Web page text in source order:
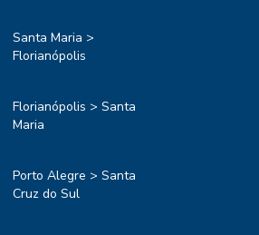
Santa Maria >
Florianópolis
Florianópolis > Santa
Maria
Porto Alegre > Santa
Cruz do Sul